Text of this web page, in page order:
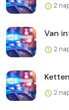
2
Van
2
2